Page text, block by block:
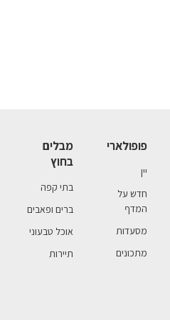
פופולארי
יין
חדש על
המדף
מסעדות
מתכונים
מבלים
בחוץ
בתי קפה
ברים ופאבים
אוכל טבעוני
תיירות